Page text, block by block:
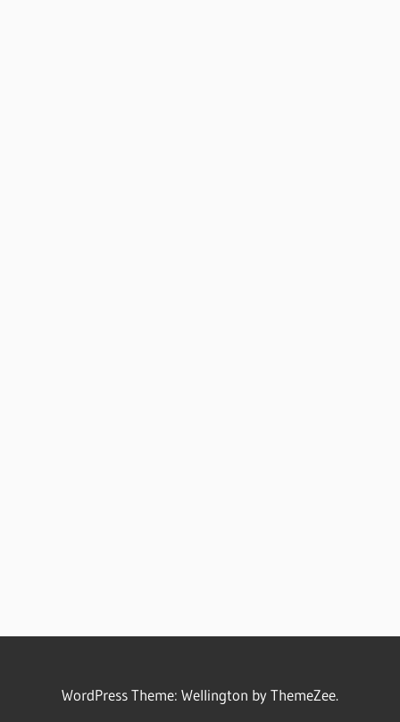
WordPress Theme: Wellington by ThemeZee.